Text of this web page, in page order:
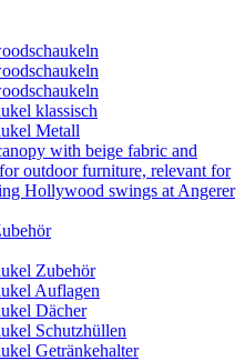
klassisch
Metall
Zubehör
Auflagen
Dächer
Schutzhüllen
Getränkehalter